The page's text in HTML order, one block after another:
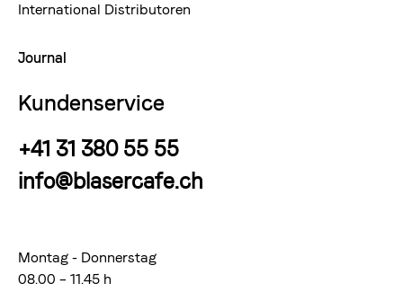
International Distributoren
Journal
Kundenservice
+41 31 380 55 55
info@blasercafe.ch
Montag - Donnerstag
08.00 – 11.45 h